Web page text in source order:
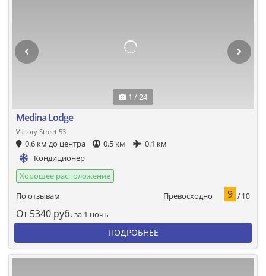
1 / 24
Medina Lodge
Victory Street 53
0.6 км до центра 0.5 км
0.1 км
Кондиционер
Хорошее расположение
По отзывам
Превосходно 9 / 10
От 5340 руб. за 1 ночь
ПОДРОБНЕЕ